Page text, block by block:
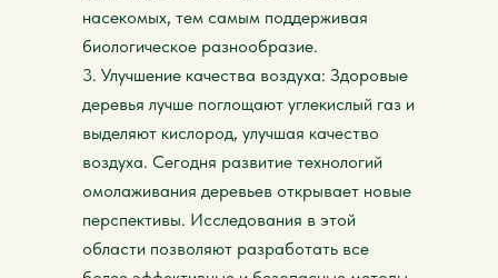
насекомых, тем самым поддерживая
биологическое разнообразие.
3. Улучшение качества воздуха: Здоровые
деревья лучше поглощают углекислый газ и
выделяют кислород, улучшая качество
воздуха. Сегодня развитие технологий
омолаживания деревьев открывает новые
перспективы. Исследования в этой
области позволяют разработать все